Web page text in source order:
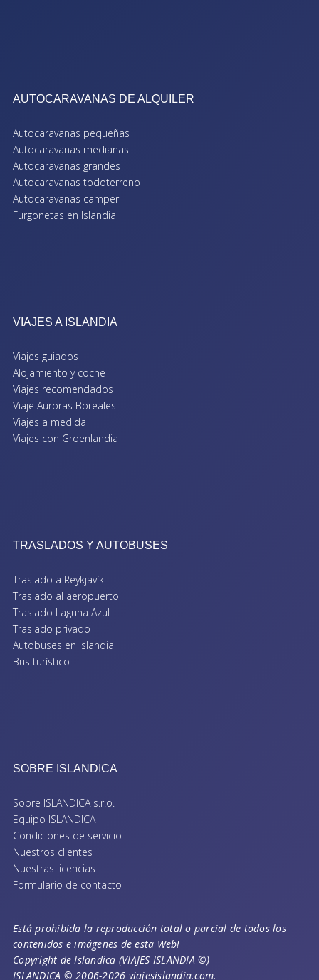
AUTOCARAVANAS DE ALQUILER
Autocaravanas pequeñas
Autocaravanas medianas
Autocaravanas grandes
Autocaravanas todoterreno
Autocaravanas camper
Furgonetas en Islandia
VIAJES A ISLANDIA
Viajes guiados
Alojamiento y coche
Viajes recomendados
Viaje Auroras Boreales
Viajes a medida
Viajes con Groenlandia
TRASLADOS Y AUTOBUSES
Traslado a Reykjavík
Traslado al aeropuerto
Traslado Laguna Azul
Traslado privado
Autobuses en Islandia
Bus turístico
SOBRE ISLANDICA
Sobre ISLANDICA s.r.o.
Equipo ISLANDICA
Condiciones de servicio
Nuestros clientes
Nuestras licencias
Formulario de contacto
Está prohibida la reproducción total o parcial de todos los
contenidos e imágenes de esta Web!
Copyright de Islandica (VIAJES ISLANDIA ©)
ISLANDICA © 2006-2026 viajesislandia.com.